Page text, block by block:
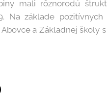
mali rôznorodú
Na základe
a Základnej školy